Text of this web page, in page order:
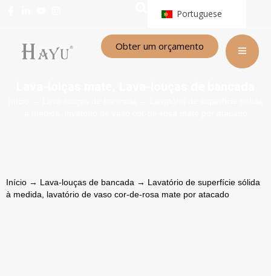
Portuguese
Obter um orçamento
Início → Lava-louças de bancada → Lavatório de superfície sólida
à medida, lavatório de vaso cor-de-rosa mate por atacado